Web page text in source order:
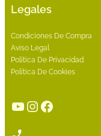
Legales
Condiciones De Compra
Aviso Legal
Política De Privacidad
Política De Cookies
YouTube
Instagram
Facebook